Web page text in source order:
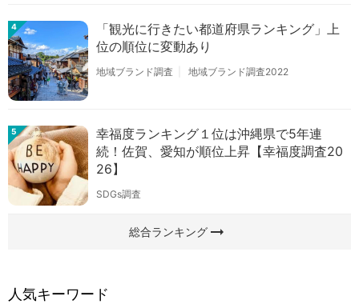
4
「観光に行きたい都道府県ランキング」上
位の順位に変動あり
地域ブランド調査 地域ブランド調査2022
5
幸福度ランキング１位は沖縄県で5年連
続！佐賀、愛知が順位上昇【幸福度調査20
26】
SDGs調査
総合ランキングarrow_right_alt
人気キーワード